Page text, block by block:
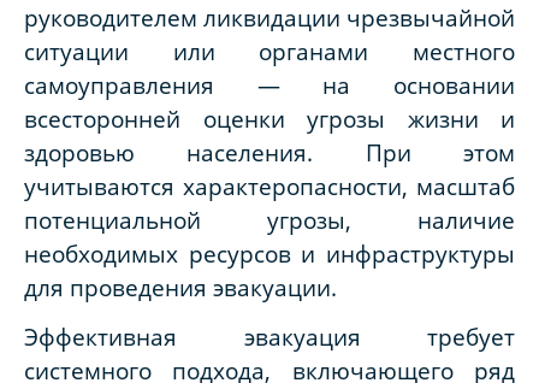
руководителем ликвидации чрезвычайной
ситуации или органами местного
самоуправления — на основании
всесторонней оценки угрозы жизни и
здоровью населения. При этом
учитываются характеропасности, масштаб
потенциальной угрозы, наличие
необходимых ресурсов и инфраструктуры
для проведения эвакуации.
Эффективная эвакуация требует
системного подхода, включающего ряд